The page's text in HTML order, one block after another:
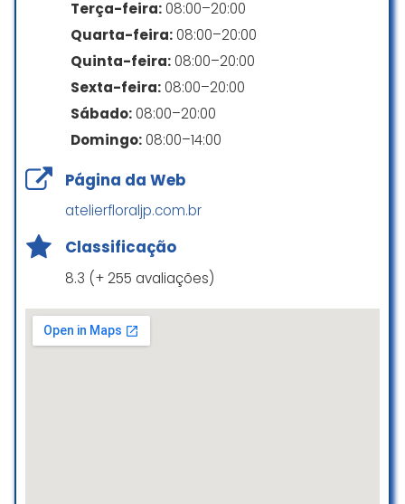
Pagamentos por dispositivo móvel via NFC
Estacionamento
Estacionamento descoberto gratuito
extremamente atenciosa… Vale a
visita e comprinhas !
Marcos Leandro Oliveira
maravilhoso!!
Quem for a loja pode procurar ela,
um amor
A loja é um encanto, peças
maravilhosas para decoração.
Terça-feira: 08:00–20:00
Quarta-feira: 08:00–20:00
Quinta-feira: 08:00–20:00
Sexta-feira: 08:00–20:00
Sábado: 08:00–20:00
Domingo: 08:00–14:00
Página da Web
atelierfloraljp.com.br
Classificação
8.3 (+ 255 avaliações)